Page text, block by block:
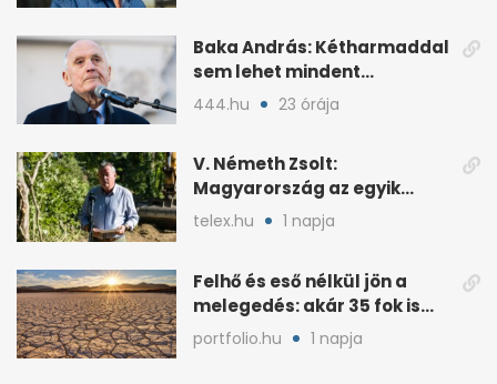
Baka András: Kétharmaddal
sem lehet mindent
megcsinálni
444.hu 23 órája
V. Németh Zsolt:
Magyarország az egyik
legszegényebb ország
telex.hu 1 napja
Felhő és eső nélkül jön a
melegedés: akár 35 fok is
lehet vasárnap
portfolio.hu 1 napja